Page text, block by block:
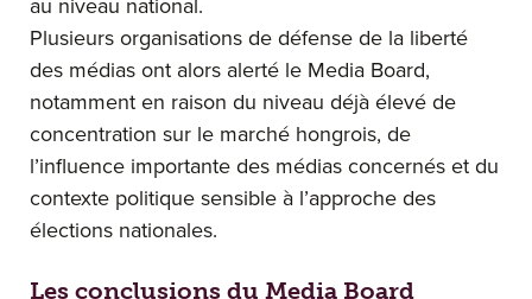
Plusieurs organisations de défense de la liberté
des médias ont alors alerté le Media Board,
notamment en raison du niveau déjà élevé de
concentration sur le marché hongrois, de
l’influence importante des médias concernés et du
contexte politique sensible à l’approche des
élections nationales.
Les conclusions du Media Board